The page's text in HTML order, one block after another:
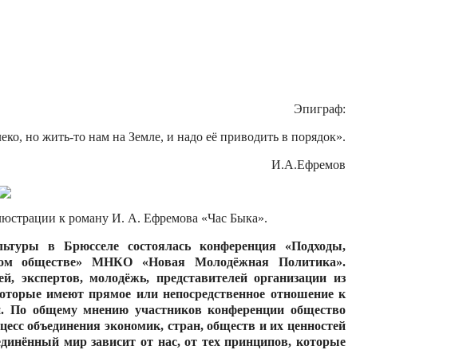
Эпиграф:
но жить-то нам на Земле, и надо её приводить в порядок».
И.А.Ефремов
к роману И. А. Ефремова «Час Быка».
в Брюсселе состоялась конференция «Подходы,
обществе» МНКО «Новая Молодёжная Политика».
экспертов, молодёжь, представителей организации из
имеют прямое или непосредственное отношение к
По общему мнению участников конференции общество
объединения экономик, стран, обществ и их ценностей
мир зависит от нас, от тех принципов, которые